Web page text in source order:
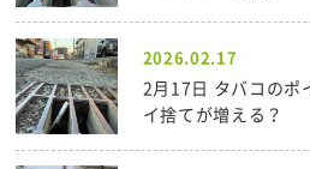
2026.02.17
2月17日 タバコのポ
イ捨てが増える？